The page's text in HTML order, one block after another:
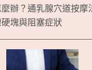
辦？通乳腺穴道按摩
塊與阻塞症狀